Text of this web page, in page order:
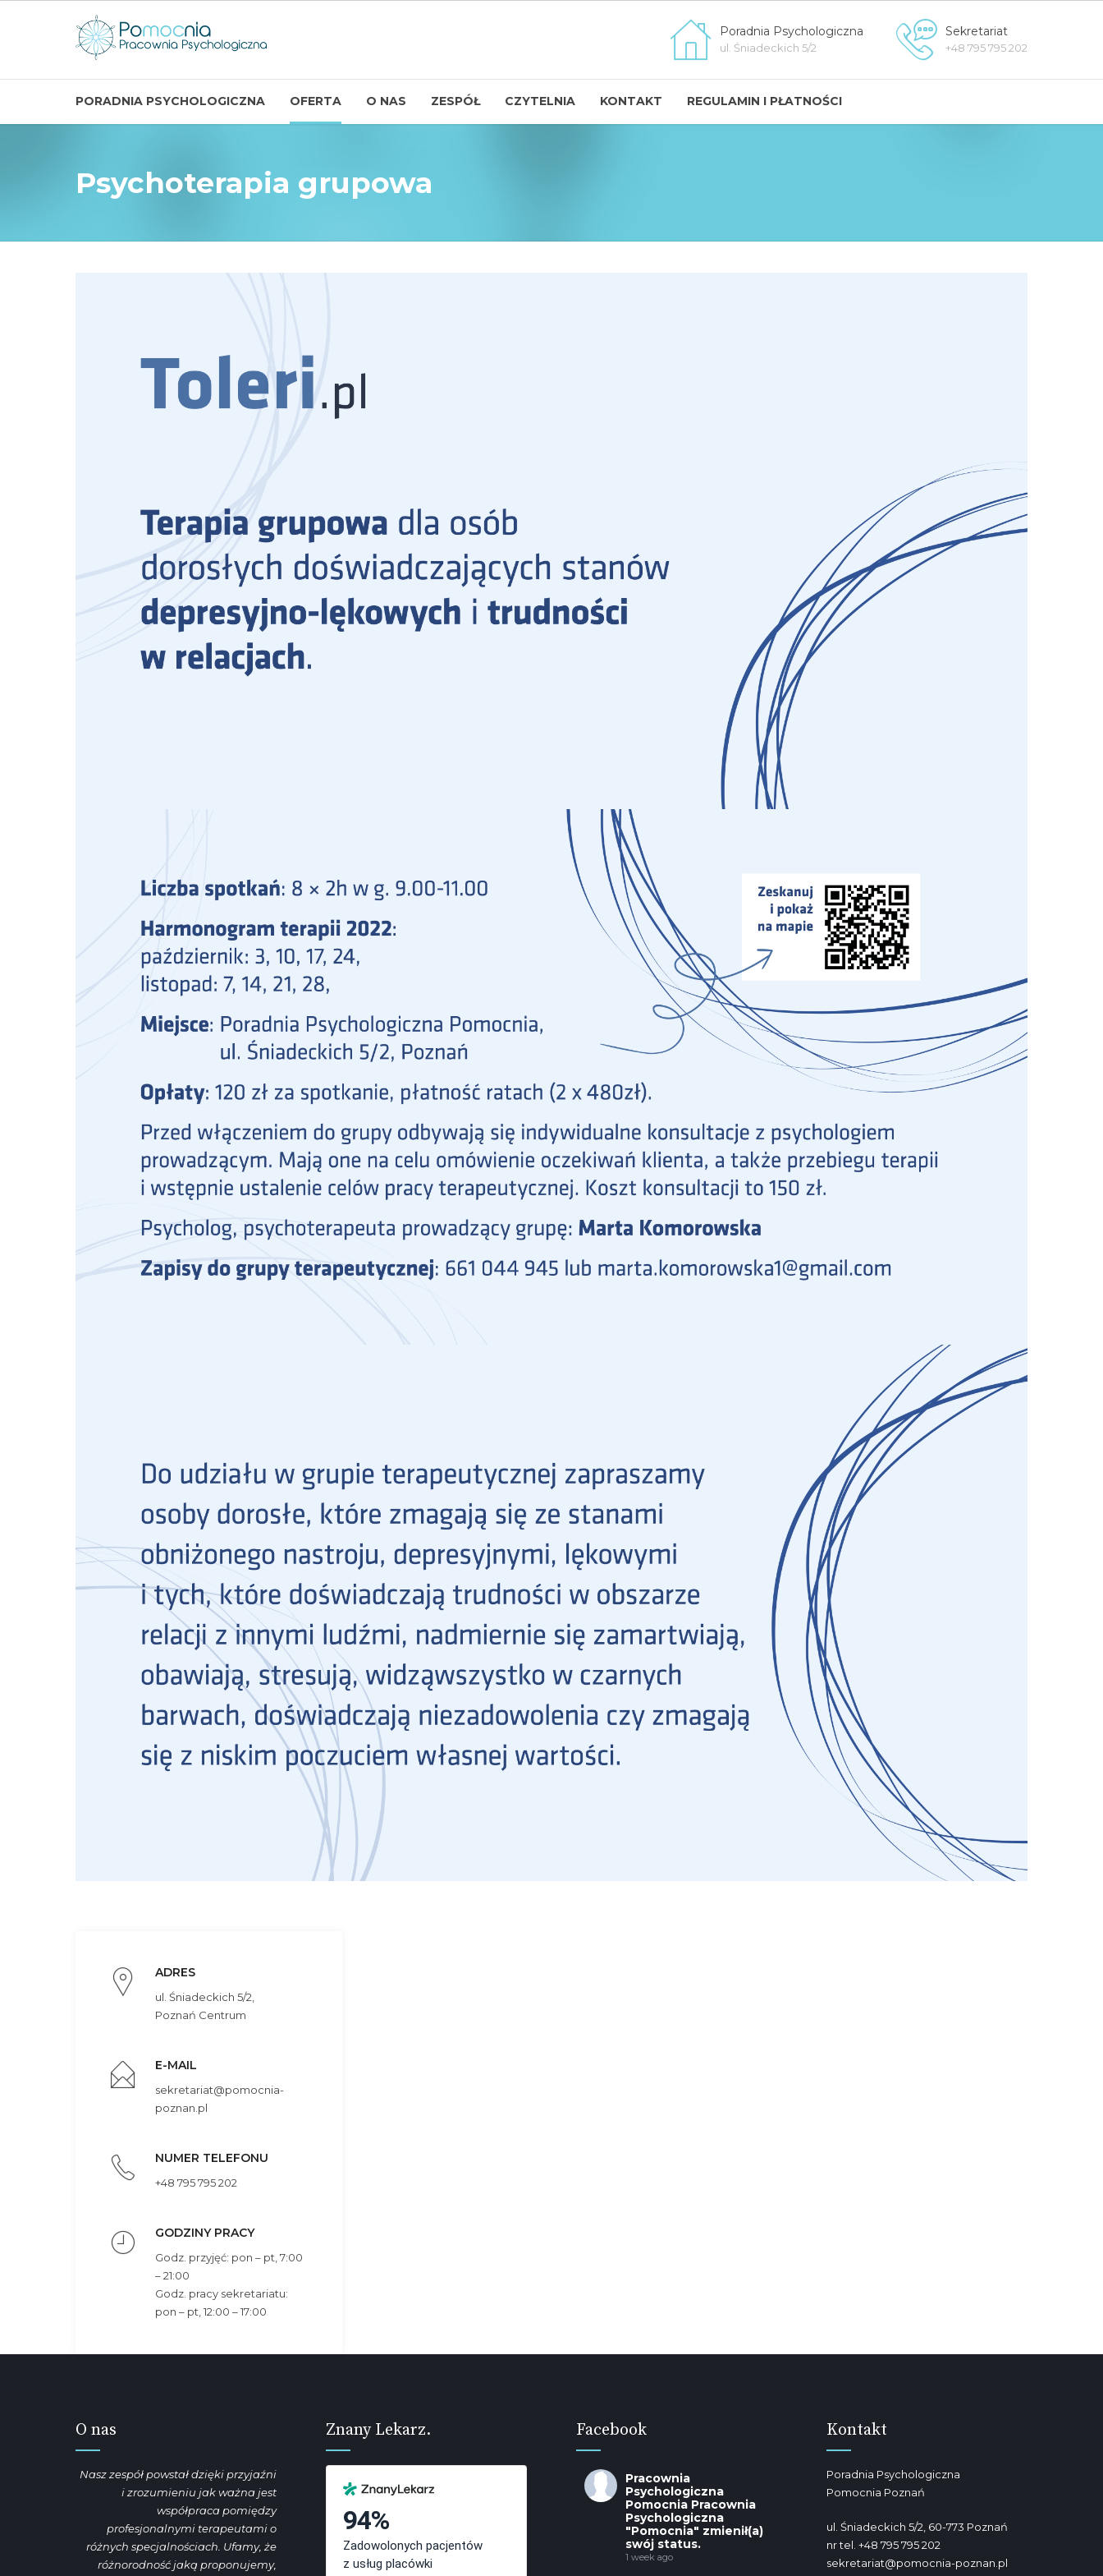
Poradnia Psychologiczna
ul. Śniadeckich 5/2
Sekretariat
+48 795 795 202
PORADNIA PSYCHOLOGICZNA OFERTA O NAS ZESPÓŁ CZYTELNIA KONTAKT REGULAMIN I PŁATNOŚCI
Psychoterapia grupowa
ADRES
ul. Śniadeckich 5/2,
Poznań Centrum
E-MAIL
sekretariat@pomocnia-
poznan.pl
NUMER TELEFONU
+48 795 795 202
GODZINY PRACY
Godz. przyjęć: pon – pt, 7:00
– 21:00
Godz. pracy sekretariatu:
pon – pt, 12:00 – 17:00
O nas
Nasz zespół powstał dzięki przyjaźni
i zrozumieniu jak ważna jest
współpraca pomiędzy
profesjonalnymi terapeutami o
różnych specjalnościach. Ufamy, że
różnorodność jaką proponujemy,
Znany Lekarz. Facebook
Pracownia
Psychologiczna
Pomocnia Pracownia
Psychologiczna
"Pomocnia" zmienił(a)
swój status.
1 week ago
Kontakt
Poradnia Psychologiczna
Pomocnia Poznań
ul. Śniadeckich 5/2, 60-773 Poznań
nr tel. +48 795 795 202
sekretariat@pomocnia-poznan.pl